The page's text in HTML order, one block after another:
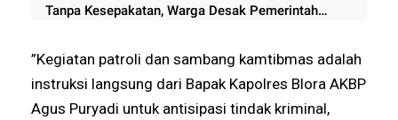
Tanpa Kesepakatan, Warga Desak Pemerintah
”Kegiatan patroli dan sambang kamtibmas adalah
instruksi langsung dari Bapak Kapolres Blora AKBP
Agus Puryadi untuk antisipasi tindak kriminal,